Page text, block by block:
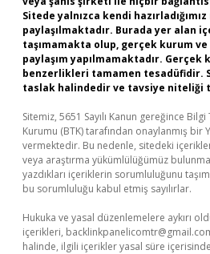
Sitede yalnızca kendi
paylaşılmaktadır. Burada yer alan
taşımamakta olup, gerçek kurum
paylaşım yapılmamaktadır.
benzerlikleri tamamen tesadüfidir.
taslak halindedir ve tavsiye niteliği
Sitemiz, 5651 Sayılı Kanun gereğince
Kurumu (BTK) tarafından onaylanmış bir
vermektedir. Bu nedenle, sitedeki
veya araştırma yükümlülüğümüz
yazdıkları içeriklerin sorumluluğunu
bu sorumluluğu kabul etmiş sayılırlar.
Hukuka ve yasal düzenlemelere aykırı
içerikleri,
halinde, ilgili içerikler yasal süre